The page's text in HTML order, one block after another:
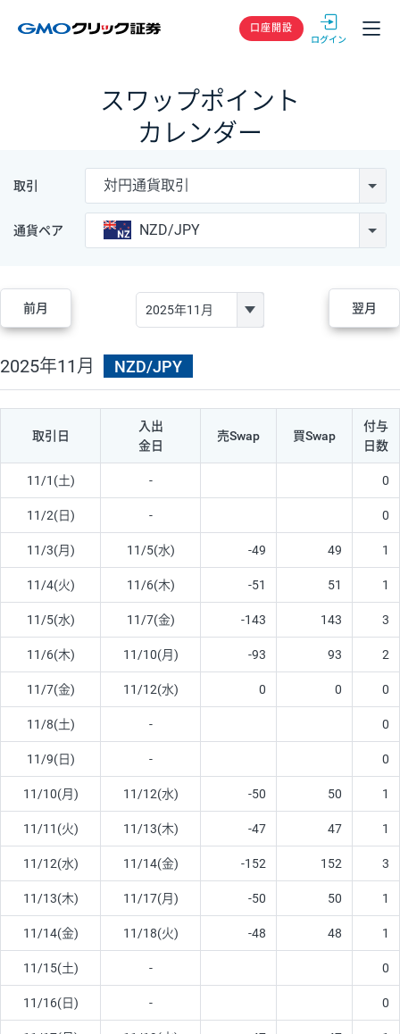
GMOクリック
口座開設
スワップポイント
カレンダー
取引 対円通貨取引
通貨ペア NZD/JPY
前月 翌月
2025年11月 NZD/JPY
取引日
入出
金日
売Swap 買Swap
付与
日数
11/1(土) - 0
11/2(日) - 0
11/3(月) 11/5(水) -49 49 1
11/4(火) 11/6(木) -51 51 1
11/5(水) 11/7(金) -143 143 3
11/6(木) 11/10(月) -93 93 2
11/7(金) 11/12(水) 0 0 0
11/8(土) - 0
11/9(日) - 0
11/10(月) 11/12(水) -50 50 1
11/11(火) 11/13(木) -47 47 1
11/12(水) 11/14(金) -152 152 3
11/13(木) 11/17(月) -50 50 1
11/14(金) 11/18(火) -48 48 1
11/15(土) - 0
11/16(日) - 0